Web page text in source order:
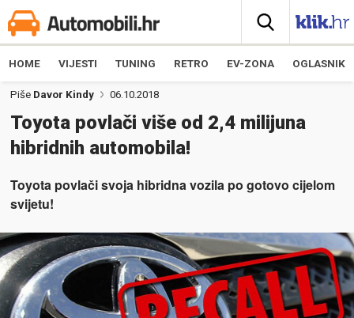
HOME VIJESTI TUNING RETRO EV-ZONA OGLASNIK
Piše Davor Kindy 06.10.2018
Toyota povlači više od 2,4 milijuna
hibridnih automobila!
Toyota povlači svoja hibridna vozila po gotovo cijelom
svijetu!